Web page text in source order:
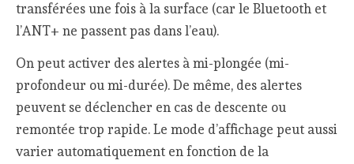
transférées une fois à la surface (car le Bluetooth et
l’ANT+ ne passent pas dans l’eau).
On peut activer des alertes à mi-plongée (mi-
profondeur ou mi-durée). De même, des alertes
peuvent se déclencher en cas de descente ou
remontée trop rapide. Le mode d’affichage peut aussi
varier automatiquement en fonction de la